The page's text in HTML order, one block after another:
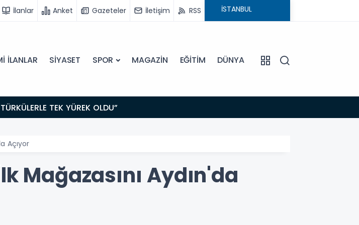
İlanlar Anket Gazeteler İletişim RSS
İLANLAR SİYASET SPOR MAGAZİN EĞİTİM DÜNYA
TEK YÜREK OLDU”
Açıyor
Mağazasını Aydın'da